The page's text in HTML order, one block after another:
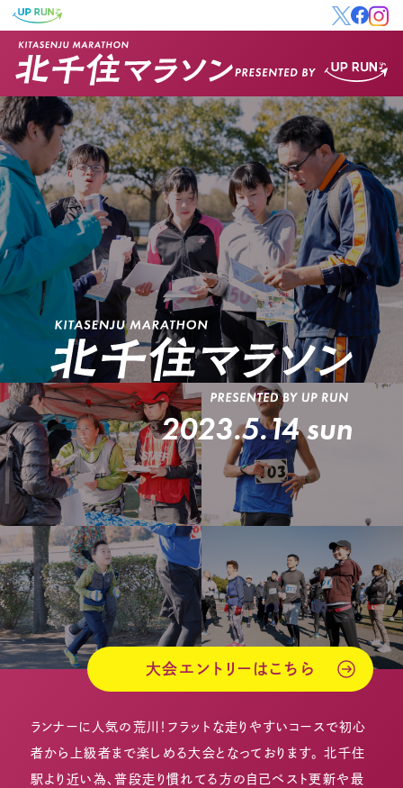
2023.5.14 sun
大会エントリーはこちら
ランナーに人気の荒川！フラットな走りやすいコースで初心
者から上級者まで楽しめる大会となっております。 北千住
駅より近い為、普段走り慣れてる方の自己ベスト更新や最